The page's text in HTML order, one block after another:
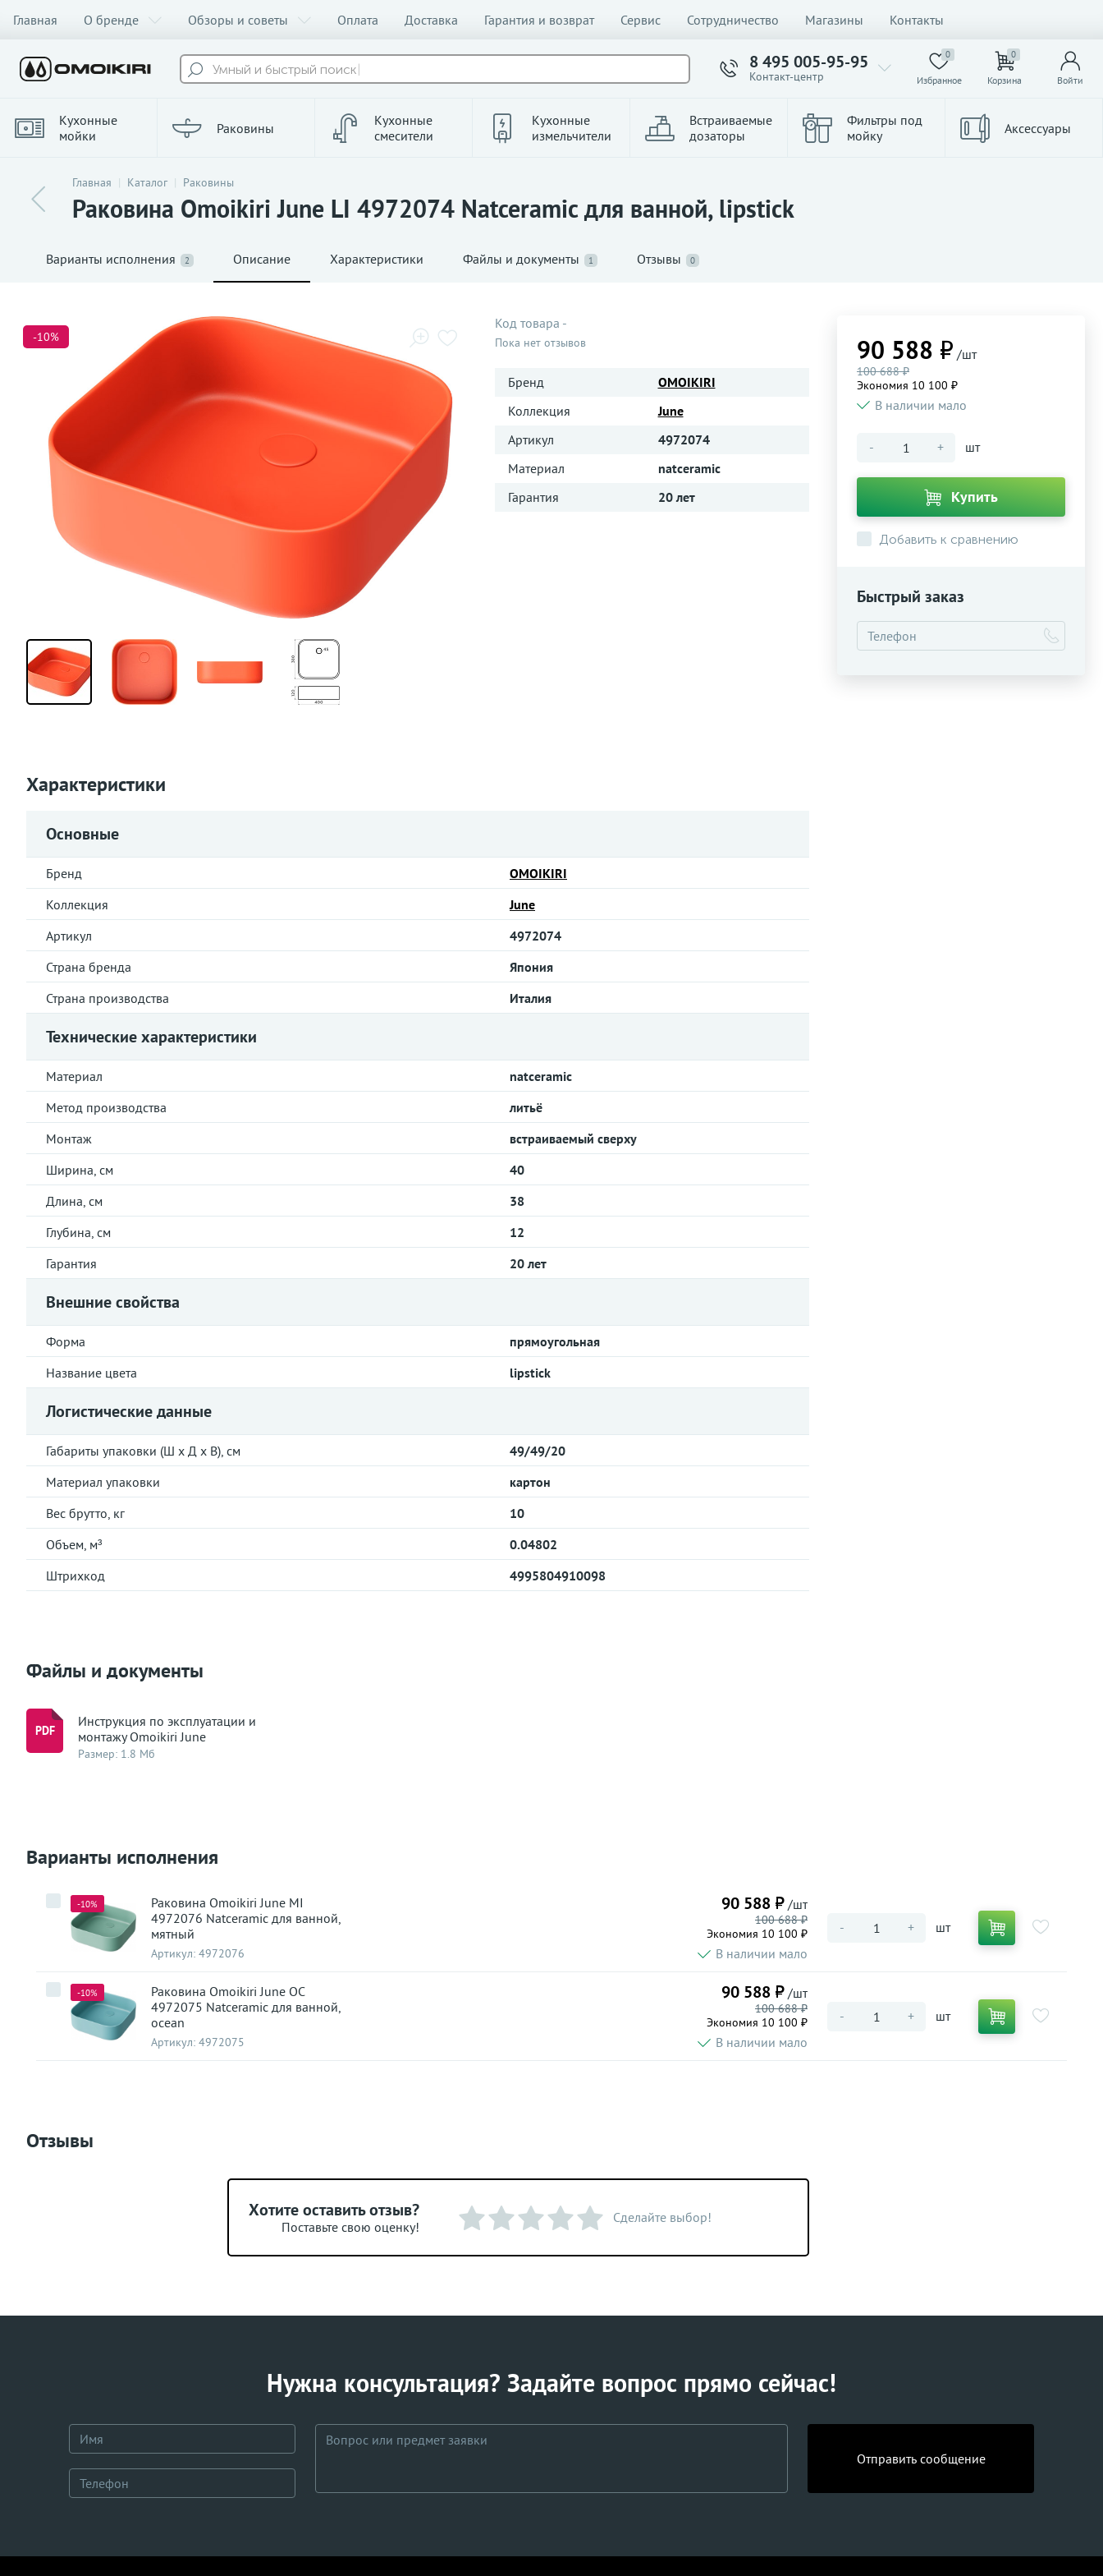
Главная О бренде Обзоры и советы Оплата Доставка Гарантия и возврат Сервис Сотрудничество Магазины Контакты
Умный и быстрый поиск 8 495 005-95-95
Контакт-центр
0
Избранное
0
Корзина Войти
Кухонные
мойки
Раковины
Кухонные
смесители
Кухонные
измельчители
Встраиваемые
дозаторы
Фильтры под
мойку
Аксессуары
Главная Каталог Раковины
Раковина Omoikiri June LI 4972074 Natceramic для ванной, lipstick
Варианты исполнения 2 Описание Характеристики Файлы и документы 1 Отзывы 0
-10%
Код товара -
Пока нет отзывов
Бренд
OMOIKIRI
Коллекция
June
Артикул
4972074
Материал
natceramic
Гарантия
20 лет
Характеристики
Основные
Бренд
OMOIKIRI
Коллекция
June
Артикул
4972074
Страна бренда
Япония
Страна производства
Италия
Технические характеристики
Материал
natceramic
Метод производства
литьё
Монтаж
встраиваемый сверху
Ширина, см
40
Длина, см
38
Глубина, см
12
Гарантия
20 лет
Внешние свойства
Форма
прямоугольная
Название цвета
lipstick
Логистические данные
Габариты упаковки (Ш х Д х В), см
49/49/20
Материал упаковки
картон
Вес брутто, кг
10
Объем, м³
0.04802
Штрихкод
4995804910098
Файлы и документы
Инструкция по эксплуатации и
монтажу Omoikiri June
Размер: 1.8 Мб
90 588 ₽ /шт
100 688 ₽
Экономия 10 100 ₽
В наличии мало
- + шт
Купить
Добавить к сравнению
Быстрый заказ
Варианты исполнения
-10%
Раковина Omoikiri June MI
4972076 Natceramic для ванной,
мятный
Артикул: 4972076
90 588 ₽ /шт
100 688 ₽
Экономия 10 100 ₽
В наличии мало
- + шт
-10%
Раковина Omoikiri June OC
4972075 Natceramic для ванной,
ocean
Артикул: 4972075
90 588 ₽ /шт
100 688 ₽
Экономия 10 100 ₽
В наличии мало
- + шт
Отзывы
Хотите оставить отзыв?
Поставьте свою оценку!
Сделайте выбор!
Нужна консультация? Задайте вопрос прямо сейчас!
Отправить сообщение